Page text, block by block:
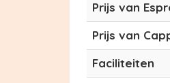
Prijs van
Prijs van
Faciliteiten